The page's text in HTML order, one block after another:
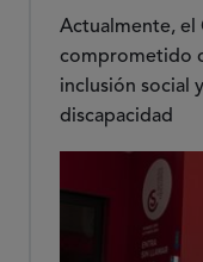
Actualmente, el
comprometido
inclusión social
discapacidad